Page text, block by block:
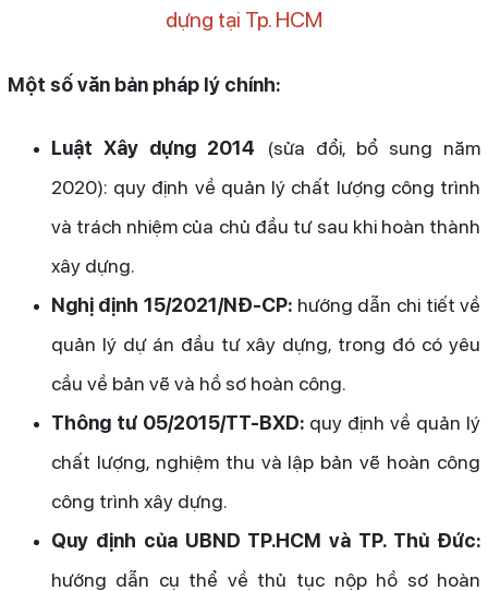
dựng tại Tp. HCM
Một số văn bản pháp lý chính:
Luật Xây dựng 2014 (sửa đổi, bổ sung năm
2020): quy định về quản lý chất lượng công trình
và trách nhiệm của chủ đầu tư sau khi hoàn thành
xây dựng.
Nghị định 15/2021/NĐ-CP: hướng dẫn chi tiết về
quản lý dự án đầu tư xây dựng, trong đó có yêu
cầu về bản vẽ và hồ sơ hoàn công.
Thông tư 05/2015/TT-BXD:quy định về quản lý
chất lượng, nghiệm thu và lập bản vẽ hoàn công
công trình xây dựng.
Quy định của UBND TP.HCM và TP. Thủ Đức:
hướng dẫn cụ thể về thủ tục nộp hồ sơ hoàn